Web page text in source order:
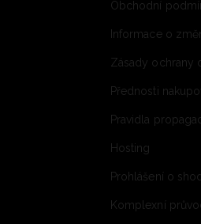
Obchodní
Informace o
Zásady ochrany
Přednosti
Pravidla
Hosting
Prohlášení o
Komplexní